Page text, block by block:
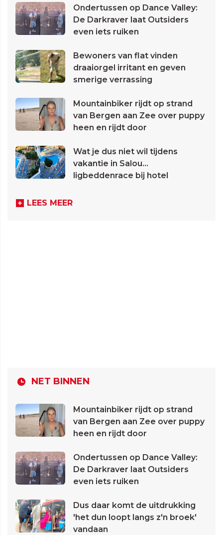
Ondertussen op Dance Valley:
De Darkraver laat Outsiders
even iets ruiken
Bewoners van flat vinden
draaiorgel irritant en geven
smerige verrassing
Mountainbiker rijdt op strand
van Bergen aan Zee over puppy
heen en rijdt door
Wat je dus niet wil tijdens
vakantie in Salou...
ligbeddenrace bij hotel
LEES MEER
NET BINNEN
Mountainbiker rijdt op strand
van Bergen aan Zee over puppy
heen en rijdt door
Ondertussen op Dance Valley:
De Darkraver laat Outsiders
even iets ruiken
Dus daar komt de uitdrukking
'het dun loopt langs z'n broek'
vandaan